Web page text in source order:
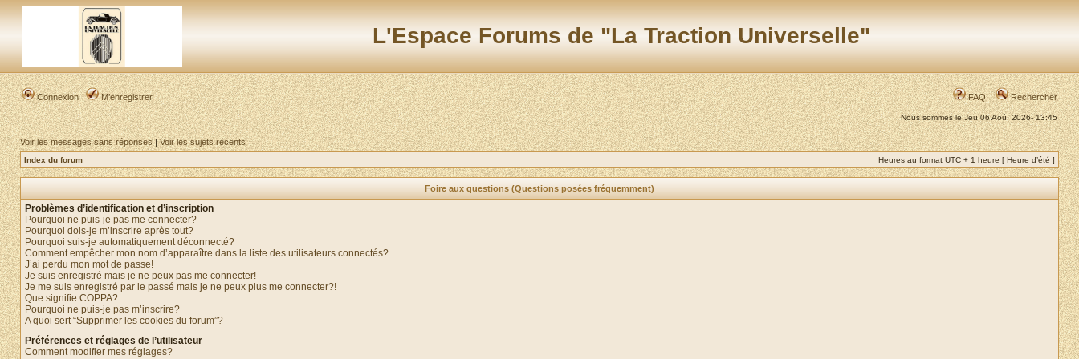
L'Espace Forums de "La Traction Universelle"
Connexion M’enregistrer FAQ Rechercher
Nous sommes le Jeu 06 Aoû, 2026- 13:45
Voir les messages sans réponses|Voir les sujets récents
Index du forum Heures au format UTC + 1 heure [ Heure d’été ]
Foire aux questions (Questions posées fréquemment)
Problèmes d’identification et d’inscription
Pourquoi ne puis-je pas me connecter?
Pourquoi dois-je m’inscrire après tout?
Pourquoi suis-je automatiquement déconnecté?
Comment empêcher mon nom d’apparaître dans la liste des utilisateurs connectés?
J’ai perdu mon mot de passe!
Je suis enregistré mais je ne peux pas me connecter!
Je me suis enregistré par le passé mais je ne peux plus me connecter?!
Que signifie COPPA?
Pourquoi ne puis-je pas m’inscrire?
A quoi sert “Supprimer les cookies du forum”?
Préférences et réglages de l’utilisateur
Comment modifier mes réglages?